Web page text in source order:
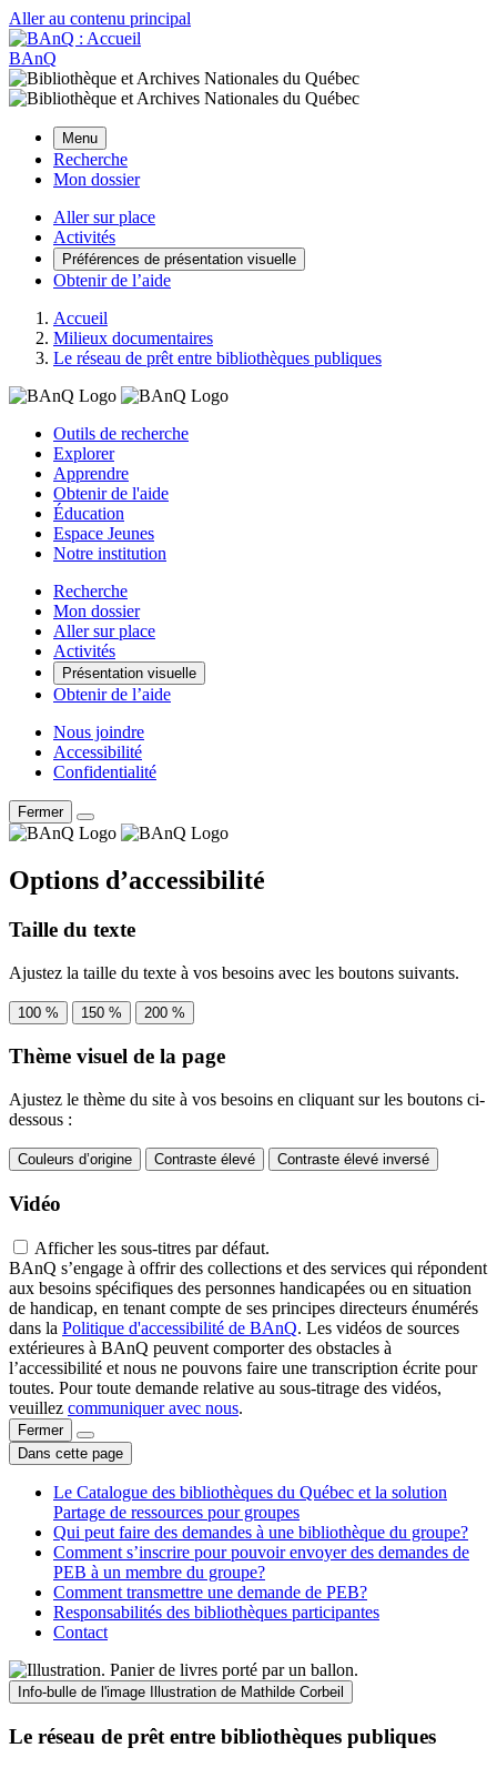
Aller au contenu principal
BAnQ
Menu
Recherche
Mon dossier
Aller sur place
Activités
Préférences de présentation visuelle
Obtenir de l’aide
Accueil
Milieux documentaires
Le réseau de prêt entre bibliothèques publiques
Outils de recherche
Explorer
Apprendre
Obtenir de l'aide
Éducation
Espace Jeunes
Notre institution
Recherche
Mon dossier
Aller sur place
Activités
Présentation visuelle
Obtenir de l’aide
Nous joindre
Accessibilité
Confidentialité
Fermer
Options d’accessibilité
Taille du texte
Ajustez la taille du texte à vos besoins avec les boutons suivants.
100 % 150 % 200 %
Thème visuel de la page
Ajustez le thème du site à vos besoins en cliquant sur les boutons ci-
dessous :
Couleurs d’origine Contraste élevé Contraste élevé inversé
Vidéo
Afficher les sous-titres par défaut.
BAnQ s’engage à offrir des collections et des services qui répondent
aux besoins spécifiques des personnes handicapées ou en situation
de handicap, en tenant compte de ses principes directeurs énumérés
dans la Politique d'accessibilité de BAnQ. Les vidéos de sources
extérieures à BAnQ peuvent comporter des obstacles à
l’accessibilité et nous ne pouvons faire une transcription écrite pour
toutes. Pour toute demande relative au sous-titrage des vidéos,
veuillez communiquer avec nous.
Fermer
Dans cette page
Le Catalogue des bibliothèques du Québec et la solution
Partage de ressources pour groupes
Qui peut faire des demandes à une bibliothèque du groupe?
Comment s’inscrire pour pouvoir envoyer des demandes de
PEB à un membre du groupe?
Comment transmettre une demande de PEB?
Responsabilités des bibliothèques participantes
Contact
Info-bulle de l'image Illustration de Mathilde Corbeil
Le réseau de prêt entre bibliothèques publiques